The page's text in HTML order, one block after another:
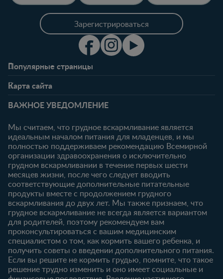
Зарегистрироваться
Популярные страницы
Часто задаваемые
Личный кабинет
Зарегистрироваться
Купить
Наши бренды
Бесплатные
тестирования
Карта сайта
Статьи
Статьи
6-12 месяцев
Статьи
Продукты
12-18 месяцев
Статьи
Продукты
18-24 месяцев
Статьи
Продукты
ВАЖНОЕ УВЕДОМЛЕНИЕ
Мы считаем, что грудное вскармливание является
идеальным началом питания для младенцев, и мы
полностью поддерживаем рекомендацию Всемирной
организации здравоохранения о исключительно
грудном вскармливании в течение первых шести
месяцев жизни, после чего следует вводить
соответствующие дополнительные питательные
продукты вместе с продолжением грудного
вскармливания до двух лет. Мы также признаем, что
грудное вскармливание не всегда является вариантом
для родителей, поэтому рекомендуем вам
проконсультироваться с вашим медицинским
специалистом о том, как кормить вашего ребенка, и
получить советы о введении дополнительного питания.
Если вы решите не кормить грудью, помните, что такое
решение трудно изменить и оно имеет социальные и